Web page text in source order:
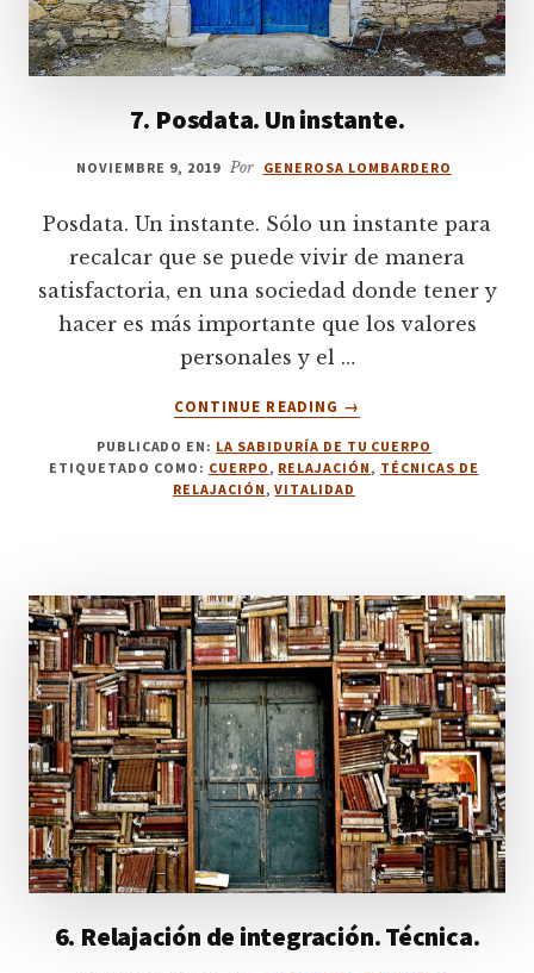
7. Posdata. Un instante.
NOVIEMBRE 9, 2019 Por GENEROSA LOMBARDERO
Posdata. Un instante. Sólo un instante para
recalcar que se puede vivir de manera
satisfactoria, en una sociedad donde tener y
hacer es más importante que los valores
personales y el …
CONTINUE READING
ACERCA
7.
POSDATA.
→
PUBLICADO EN: LA SABIDURÍA DE TU CUERPO
ETIQUETADO COMO: CUERPO , RELAJACIÓN , TÉCNICAS DE
RELAJACIÓN ,VITALIDAD
6. Relajación de integración. Técnica.